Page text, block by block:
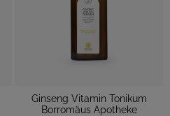
Ginseng Vitamin Tonikum
Borromäus Apotheke